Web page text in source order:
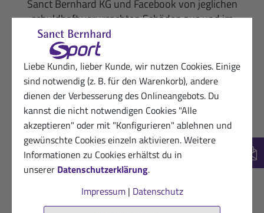
Liebe Kundin, lieber Kunde, wir nutzen Cookies. Einige
sind notwendig (z. B. für den Warenkorb), andere
dienen der Verbesserung des Onlineangebots. Du
kannst die nicht notwendigen Cookies "Alle
akzeptieren" oder mit "Konfigurieren" ablehnen und
gewünschte Cookies einzeln aktivieren. Weitere
Informationen zu Cookies erhältst du in
unserer Datenschutzerklärung.
Impressum| Datenschutz
Sanct Bernhard KG und Facebook von jeglichen
schuldhaft verursachten Schäden aus und im
Zusammenhang mit seiner Teilnahme am
Gewinnspiel frei.
10. Datenschutz
Die Kräuterhaus Sanct Bernhard KG erhebt,
verarbeitet und nutzt als verantwortliche Stelle
den Facebook-Nutzernamen des Teilnehmers,
öffentliche Facebook-Profilinformationen sowie
den Inhalt des von ihm auf der Webseite im
Rahmen der Teilnahme an diesem Gewinnspiel
erhebt, verarbeitet und nutzt die Kräuterhaus